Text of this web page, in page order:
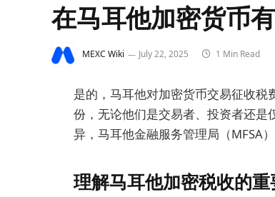
在马耳他加密货币
MEXC Wiki July 22, 2025 1 Min Read
是的，马耳他对加密货币交易征收
份，无论他们是交易者、投资者还
异，马耳他金融服务管理局（MFSA
理解马耳他加密税收的